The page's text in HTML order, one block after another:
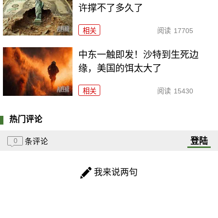
许撑不了多久了
相关 阅读 17705
中东一触即发！沙特到生死边
缘，美国的饵太大了
相关 阅读 15430
热门评论
0 条评论 登陆
我来说两句